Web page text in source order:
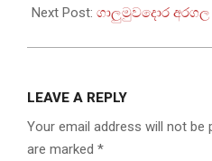
Next Post: ගාලුමුවදොර
LEAVE A REPLY
Your email address will not be
are marked *